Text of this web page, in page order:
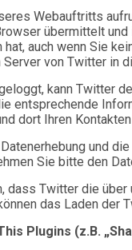
Webauftritts
übermittelt
auch wenn Sie
von Twitter in
kann Twitter
entsprechende
dort Ihren
und
Sie bitte den
dass Twitter die
das Laden der
Plugins (z.B.